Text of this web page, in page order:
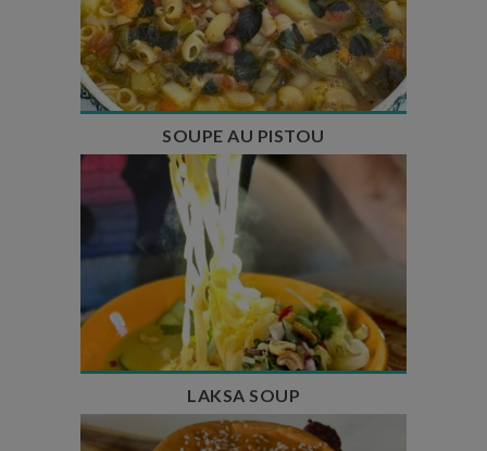
Temps de préparation : 35 min
Temps de cuisson : 1h15
Nombre de couverts : 8
SOUPE AU PISTOU
Temps de préparation : 40 min
Temps de cuisson : 25 min
Nombre de couverts : 4
LAKSA SOUP